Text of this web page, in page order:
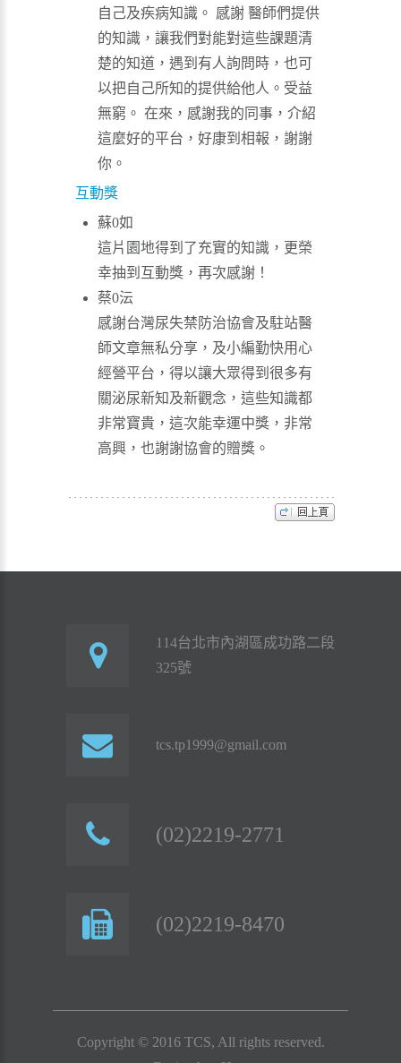
自己及疾病知識。 感謝 醫師們提供
的知識，讓我們對能對這些課題清
楚的知道，遇到有人詢問時，也可
以把自己所知的提供給他人。受益
無窮。 在來，感謝我的同事，介紹
這麼好的平台，好康到相報，謝謝
你。
互動獎
蘇0如
這片園地得到了充實的知識，更榮
幸抽到互動獎，再次感謝！
蔡0沄
感謝台灣尿失禁防治協會及駐站醫
師文章無私分享，及小編勤快用心
經營平台，得以讓大眾得到很多有
關泌尿新知及新觀念，這些知識都
非常寶貴，這次能幸運中獎，非常
高興，也謝謝協會的贈獎。
114台北市內湖區成功路二段
325號
tcs.tp1999@gmail.com
(02)2219-2771
(02)2219-8470
Copyright © 2016 TCS, All rights reserved.